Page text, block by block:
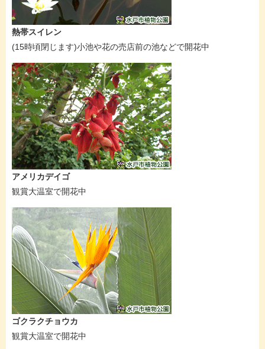
熱帯スイレン
(15時頃閉じます)小池や花の売店前の池などで開花中
アメリカデイゴ
観賞大温室で開花中
ゴクラクチョウカ
観賞大温室で開花中